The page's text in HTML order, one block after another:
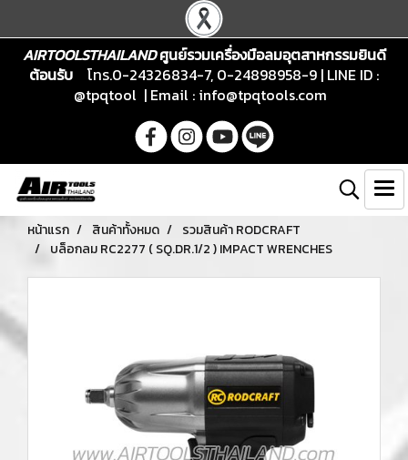
AIRTOOLSTHAILANDศูนย์รวมเครื่องมือลมอุตสาหกรรมยินดี
ต้อนรับ
โทร.0-24326834-7, 0-24898958-9 | LINE ID :
@tpqtool | Email : info@tpqtools.com
หน้าแรก สินค้าทั้งหมด
รวมสินค้า RODCRAFT
บล็อกลม RC2277 ( SQ.DR.1/2 ) IMPACT WRENCHES